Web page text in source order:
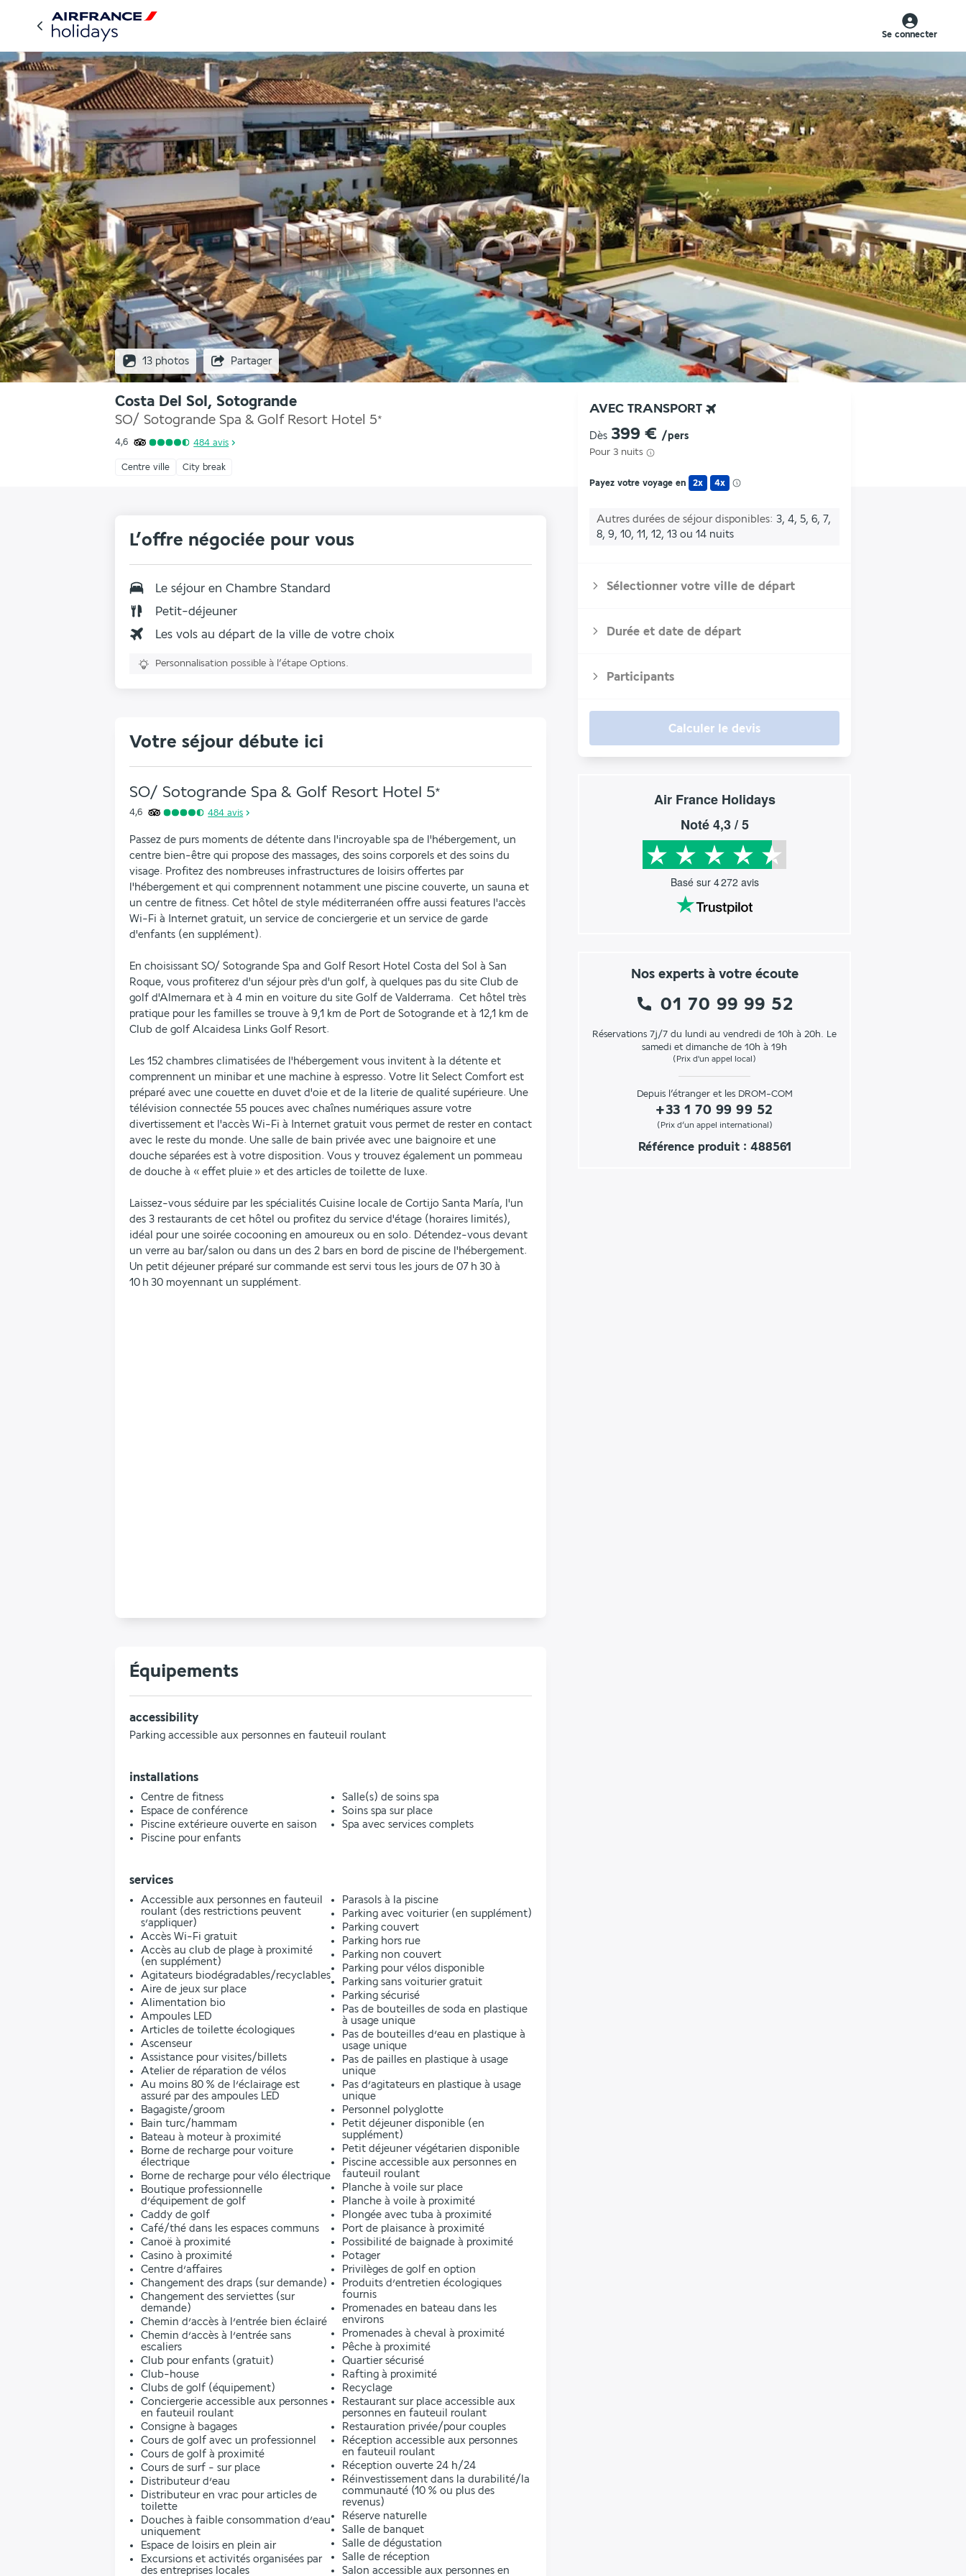
Se connecter
13 photos Partager
Costa Del Sol, Sotogrande
SO/ Sotogrande Spa & Golf Resort Hotel 5*
4,6 484 avis
Centre ville City break
AVEC TRANSPORT
Dès 399 € /pers
Pour 3 nuits
Payez votre voyage en 2x 4x
Autres durées de séjour disponibles 3, 4, 5, 6, 7,
8, 9, 10, 11, 12, 13 ou 14 nuits
Sélectionner votre ville de départ
Durée et date de départ
Participants
Calculer le devis
Air France Holidays
Noté4,3/ 5
Basé sur 4 272 avis
Nos experts à votre écoute
01 70 99 99 52
Réservations 7j/7 du lundi au vendredi de 10h à 20h. Le
samedi et dimanche de 10h à 19h
(Prix d'un appel local)
Depuis l’étranger et les DROM-COM
+33 1 70 99 99 52
(Prix d’un appel international)
Référence produit : 488561
L’offre négociée pour vous
Le séjour en Chambre Standard
Petit-déjeuner
Les vols au départ de la ville de votre choix
Personnalisation possible à l’étape Options.
Votre séjour débute ici
SO/ Sotogrande Spa & Golf Resort Hotel 5*
4,6 484 avis
Passez de purs moments de détente dans l'incroyable spa de l'hébergement, un
centre bien-être qui propose des massages, des soins corporels et des soins du
visage. Profitez des nombreuses infrastructures de loisirs offertes par
l'hébergement et qui comprennent notamment une piscine couverte, un sauna et
un centre de fitness. Cet hôtel de style méditerranéen offre aussi features l'accès
Wi-Fi à Internet gratuit, un service de conciergerie et un service de garde
d'enfants (en supplément).
En choisissant SO/ Sotogrande Spa and Golf Resort Hotel Costa del Sol à San
Roque, vous profiterez d'un séjour près d'un golf, à quelques pas du site Club de
golf d'Almernara et à 4 min en voiture du site Golf de Valderrama.  Cet hôtel très
pratique pour les familles se trouve à 9,1 km de Port de Sotogrande et à 12,1 km de
Club de golf Alcaidesa Links Golf Resort.
Les 152 chambres climatisées de l'hébergement vous invitent à la détente et
comprennent un minibar et une machine à espresso. Votre lit Select Comfort est
préparé avec une couette en duvet d'oie et de la literie de qualité supérieure. Une
télévision connectée 55 pouces avec chaînes numériques assure votre
divertissement et l'accès Wi-Fi à Internet gratuit vous permet de rester en contact
avec le reste du monde. Une salle de bain privée avec une baignoire et une
douche séparées est à votre disposition. Vous y trouvez également un pommeau
de douche à « effet pluie » et des articles de toilette de luxe.
Laissez-vous séduire par les spécialités Cuisine locale de Cortijo Santa María, l'un
des 3 restaurants de cet hôtel ou profitez du service d'étage (horaires limités),
idéal pour une soirée cocooning en amoureux ou en solo. Détendez-vous devant
un verre au bar/salon ou dans un des 2 bars en bord de piscine de l'hébergement.
Un petit déjeuner préparé sur commande est servi tous les jours de 07 h 30 à
10 h 30 moyennant un supplément.
Équipements
accessibility
Parking accessible aux personnes en fauteuil roulant
installations
Centre de fitness
Espace de conférence
Piscine extérieure ouverte en saison
Piscine pour enfants
Salle(s) de soins spa
Soins spa sur place
Spa avec services complets
services
Accessible aux personnes en fauteuil
roulant (des restrictions peuvent
s’appliquer)
Accès Wi-Fi gratuit
Accès au club de plage à proximité
(en supplément)
Agitateurs biodégradables/recyclables
Aire de jeux sur place
Alimentation bio
Ampoules LED
Articles de toilette écologiques
Ascenseur
Assistance pour visites/billets
Atelier de réparation de vélos
Au moins 80 % de l’éclairage est
assuré par des ampoules LED
Bagagiste/groom
Bain turc/hammam
Bateau à moteur à proximité
Borne de recharge pour voiture
électrique
Borne de recharge pour vélo électrique
Boutique professionnelle
d’équipement de golf
Caddy de golf
Café/thé dans les espaces communs
Canoë à proximité
Casino à proximité
Centre d’affaires
Changement des draps (sur demande)
Changement des serviettes (sur
demande)
Chemin d’accès à l’entrée bien éclairé
Chemin d’accès à l’entrée sans
escaliers
Club pour enfants (gratuit)
Club-house
Clubs de golf (équipement)
Conciergerie accessible aux personnes
en fauteuil roulant
Consigne à bagages
Cours de golf avec un professionnel
Cours de golf à proximité
Cours de surf - sur place
Distributeur d’eau
Distributeur en vrac pour articles de
toilette
Douches à faible consommation d’eau
uniquement
Espace de loisirs en plein air
Excursions et activités organisées par
des entreprises locales
Parasols à la piscine
Parking avec voiturier (en supplément)
Parking couvert
Parking hors rue
Parking non couvert
Parking pour vélos disponible
Parking sans voiturier gratuit
Parking sécurisé
Pas de bouteilles de soda en plastique
à usage unique
Pas de bouteilles d’eau en plastique à
usage unique
Pas de pailles en plastique à usage
unique
Pas d’agitateurs en plastique à usage
unique
Personnel polyglotte
Petit déjeuner disponible (en
supplément)
Petit déjeuner végétarien disponible
Piscine accessible aux personnes en
fauteuil roulant
Planche à voile sur place
Planche à voile à proximité
Plongée avec tuba à proximité
Port de plaisance à proximité
Possibilité de baignade à proximité
Potager
Privilèges de golf en option
Produits d’entretien écologiques
fournis
Promenades en bateau dans les
environs
Promenades à cheval à proximité
Pêche à proximité
Quartier sécurisé
Rafting à proximité
Recyclage
Restaurant sur place accessible aux
personnes en fauteuil roulant
Restauration privée/pour couples
Réception accessible aux personnes
en fauteuil roulant
Réception ouverte 24 h/24
Réinvestissement dans la durabilité/la
communauté (10 % ou plus des
revenus)
Réserve naturelle
Salle de banquet
Salle de dégustation
Salle de réception
Salon accessible aux personnes en